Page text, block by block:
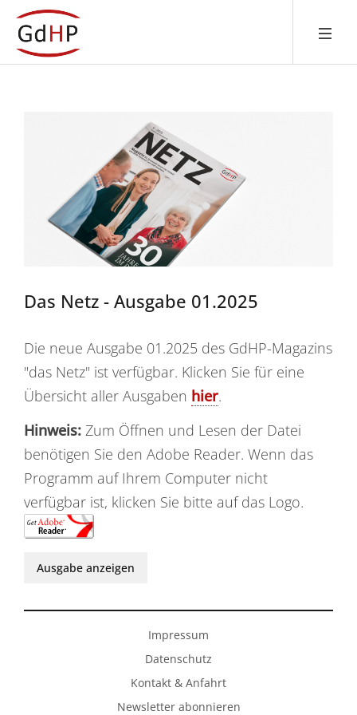
Das Netz - Ausgabe 01.2025
Die neue Ausgabe 01.2025 des GdHP-Magazins
"das Netz" ist verfügbar. Klicken Sie für eine
Übersicht aller Ausgaben hier.
Hinweis: Zum Öffnen und Lesen der Datei
benötigen Sie den Adobe Reader. Wenn das
Programm auf Ihrem Computer nicht
verfügbar ist, klicken Sie bitte auf das Logo.
Ausgabe anzeigen
Impressum
Datenschutz
Kontakt & Anfahrt
Newsletter abonnieren